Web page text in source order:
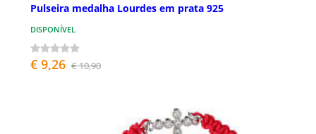
Pulseira medalha Lourdes em prata 925
DISPONÍVEL
€ 9,26 € 10,90